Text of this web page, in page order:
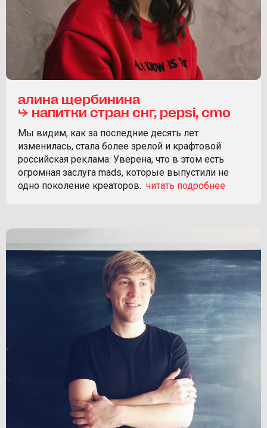
алина щербинина
⮡ напитки стран снг, pepsi, cmo
Мы видим, как за последние десять лет
изменилась, стала более зрелой и крафтовой
российская реклама. Уверена, что в этом есть
огромная заслуга mads, которые выпустили не
одно поколение креаторов.